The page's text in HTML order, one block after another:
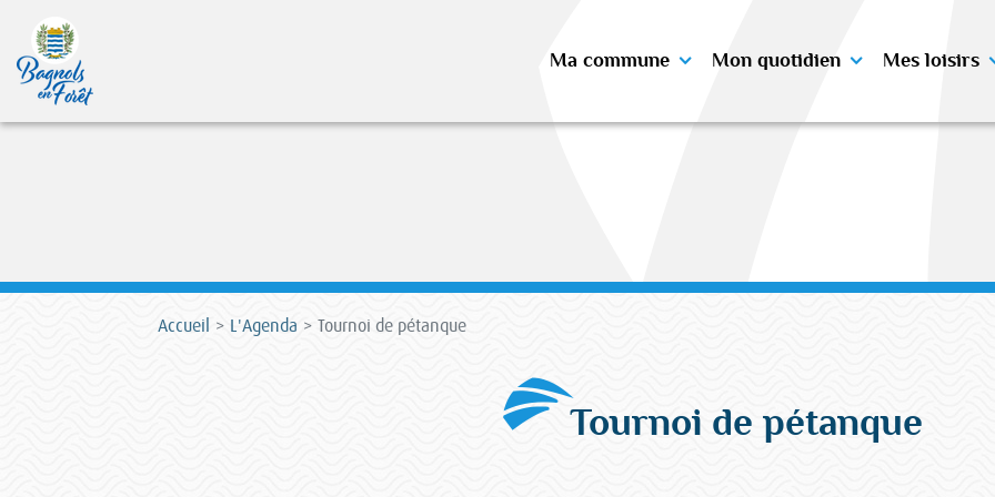
Ma commune Mon quotidien Mes loisirs
Accueil L'Agenda Tournoi de pétanque
Tournoi de pétanque